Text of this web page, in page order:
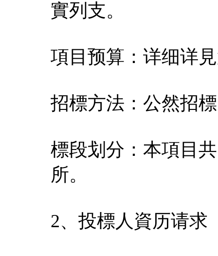
實列支。
項目预算：详细详
招標方法：公然招標
標段划分：本項目
所。
2、投標人資历请求